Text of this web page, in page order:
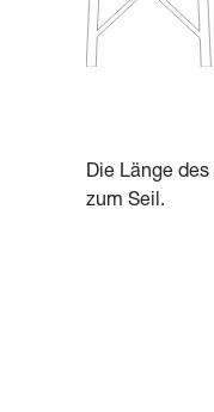
Die Länge
zum Seil.